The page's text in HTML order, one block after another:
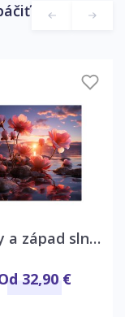
Kvety a západ slnka
32,90 €